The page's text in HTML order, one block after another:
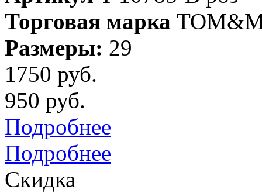
Торговая марка
Размеры: 29
1750 руб.
950 руб.
Подробнее
Подробнее
Скидка